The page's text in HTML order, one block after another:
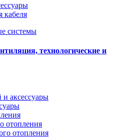
кабеля
системы
технологические и
и аксессуары
отопления
отопления